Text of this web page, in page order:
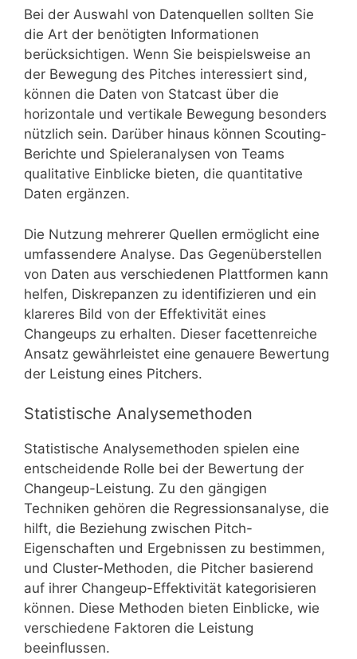
Bei der Auswahl von Datenquellen sollten Sie
die Art der benötigten Informationen
berücksichtigen. Wenn Sie beispielsweise an
der Bewegung des Pitches interessiert sind,
können die Daten von Statcast über die
horizontale und vertikale Bewegung besonders
nützlich sein. Darüber hinaus können Scouting-
Berichte und Spieleranalysen von Teams
qualitative Einblicke bieten, die quantitative
Daten ergänzen.
Die Nutzung mehrerer Quellen ermöglicht eine
umfassendere Analyse. Das Gegenüberstellen
von Daten aus verschiedenen Plattformen kann
helfen, Diskrepanzen zu identifizieren und ein
klareres Bild von der Effektivität eines
Changeups zu erhalten. Dieser facettenreiche
Ansatz gewährleistet eine genauere Bewertung
der Leistung eines Pitchers.
Statistische Analysemethoden
Statistische Analysemethoden spielen eine
entscheidende Rolle bei der Bewertung der
Changeup-Leistung. Zu den gängigen
Techniken gehören die Regressionsanalyse, die
hilft, die Beziehung zwischen Pitch-
Eigenschaften und Ergebnissen zu bestimmen,
und Cluster-Methoden, die Pitcher basierend
auf ihrer Changeup-Effektivität kategorisieren
können. Diese Methoden bieten Einblicke, wie
verschiedene Faktoren die Leistung
beeinflussen.